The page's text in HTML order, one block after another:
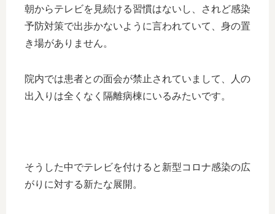
朝からテレビを見続ける習慣はないし、されど感染
予防対策で出歩かないように言われていて、身の置
き場がありません。
院内では患者との面会が禁止されていまして、人の
出入りは全くなく隔離病棟にいるみたいです。
そうした中でテレビを付けると新型コロナ感染の広
がりに対する新たな展開。